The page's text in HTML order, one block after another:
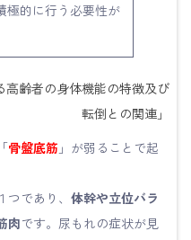
極的に行う必要性が
高齢者の身体機能の特徴及び
転倒との関連」
骨盤底筋 」が弱ることで起
であり、 体幹や立位バラ
肉です。尿もれの症状が見